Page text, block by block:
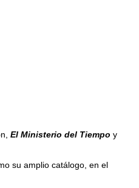
El Ministerio del Tiempo y
su amplio catálogo, en el